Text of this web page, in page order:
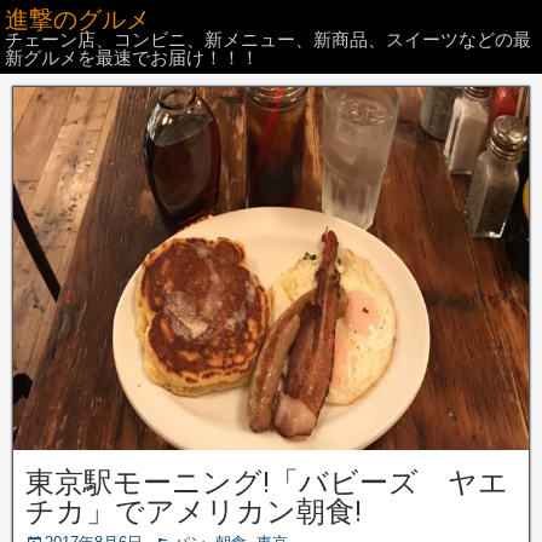
進撃のグルメ
チェーン店、コンビニ、新メニュー、新商品、スイーツなどの最
新グルメを最速でお届け！！！
東京駅モーニング!「バビーズ ヤエ
チカ」でアメリカン朝食!